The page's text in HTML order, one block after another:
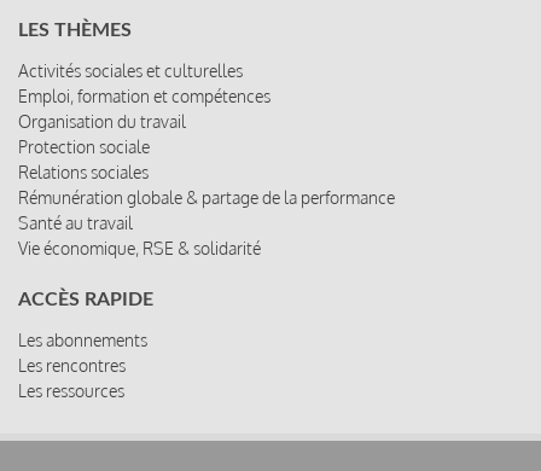
LES THÈMES
Activités sociales et culturelles
Emploi, formation et compétences
Organisation du travail
Protection sociale
Relations sociales
Rémunération globale & partage de la performance
Santé au travail
Vie économique, RSE & solidarité
ACCÈS RAPIDE
Les abonnements
Les rencontres
Les ressources